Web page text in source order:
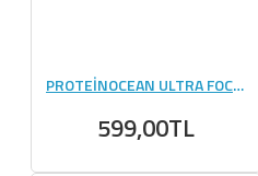
PROTEİNOCEAN ULTRA FOCUS 120 GR
599,00TL